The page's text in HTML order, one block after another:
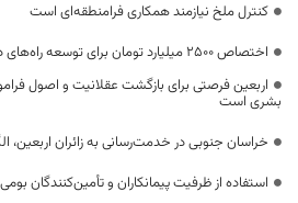
کنترل ملخ نیازمند همکاری فرامنطقه‌ای است
اختصاص 2500 میلیارد تومان برای توسعه راه‌های دوبانده خراسان جنوبی
اربعین فرصتی برای بازگشت عقلانیت و اصول
بشری است
خراسان جنوبی در خدمت‌رسانی به زائران
استفاده از ظرفیت پیمانکاران و تأمین‌کنندگان